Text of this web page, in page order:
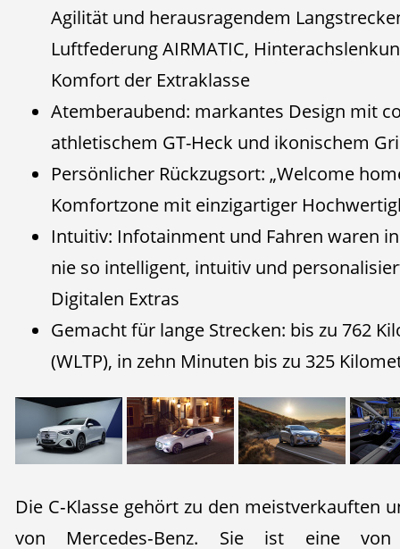
Agilität und herausragendem
Luftfederung AIRMATIC,
Komfort der Extraklasse
Atemberaubend: markantes Design mit
athletischem GT-Heck und ikonischem
Persönlicher Rückzugsort: „Welcome
Komfortzone mit einzigartiger
Intuitiv: Infotainment und Fahren waren
nie so intelligent, intuitiv und
Digitalen Extras
Gemacht für lange Strecken: bis zu 762
(WLTP), in zehn Minuten bis zu 325
Die C‑Klasse gehört zu den meistverkauften
von Mercedes‑Benz. Sie ist eine von